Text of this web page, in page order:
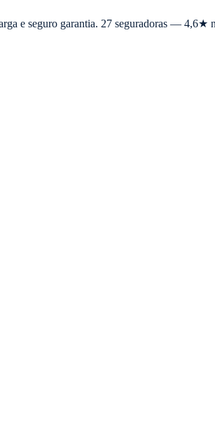
e seguro garantia. 27 seguradoras — 4,6★